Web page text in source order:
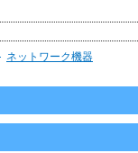
ネットワーク機器